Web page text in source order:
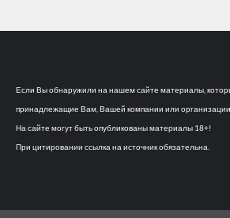
Если Вы обнаружили на нашем сайте материалы,
принадлежащие Вам, Вашей компании или
На сайте могут быть опубликованы материалы 18+!
При цитировании ссылка на источник обязательна.